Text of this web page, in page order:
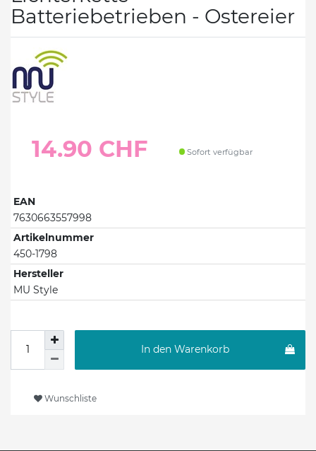
Batteriebetrieben - Ostereier
14.90 CHF Sofort verfügbar
EAN
7630663557998
Artikelnummer
450-1798
Hersteller
MU Style
In den Warenkorb
Wunschliste